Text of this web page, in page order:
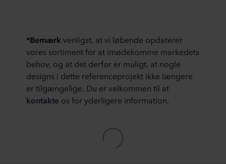
"Om" og om vores behandling af personoplysninger i
voresPrivatlivspolitik, herunder hvilken specifik
ROCKWOOL-virksomhed, der er dataansvarlig for dine
personoplysninger.
*Bemærk venligst, at vi løbende opdaterer
vores sortiment for at imødekomme markedets
behov, og at det derfor er muligt, at nogle
designs i dette referenceprojekt ikke længere
er tilgængelige. Du er velkommen til at
kontakte os for yderligere information.